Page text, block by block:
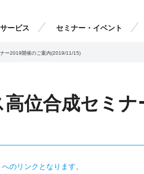
ービス セミナー・イベント
ー2019開催のご案内(2019/11/15)
位合成セミナ
のリンクとなります。